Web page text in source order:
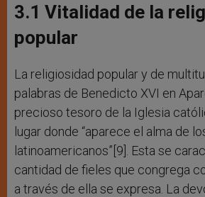
3.1 Vitalidad de la
popular
La religiosidad popular y de
palabras de Benedicto XVI en
precioso tesoro de la Iglesia
lugar donde “aparece el alma de
latinoamericanos”[9]. Esta se
cantidad de fieles que congrega
a través de ella se expresa. La